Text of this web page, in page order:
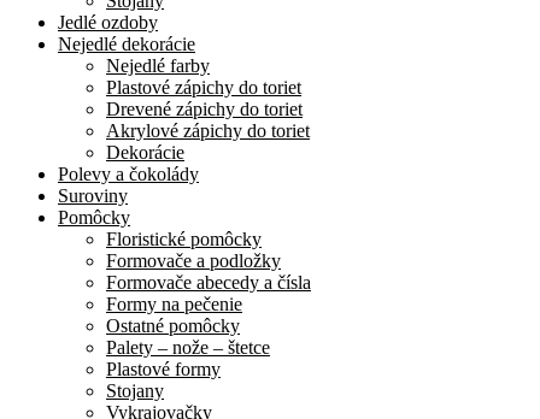
Jedlé ozdoby
Nejedlé dekorácie
Nejedlé farby
Plastové zápichy do toriet
Drevené zápichy do toriet
Akrylové zápichy do toriet
Dekorácie
Polevy a čokolády
Suroviny
Pomôcky
Floristické pomôcky
Formovače a podložky
Formovače abecedy a čísla
Formy na pečenie
Ostatné pomôcky
Palety – nože – štetce
Plastové formy
Stojany
Vykrajovačky